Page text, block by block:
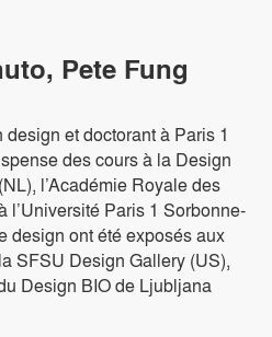
Pete Fung
et doctorant à Paris 1
des cours à la Design
l’Académie Royale des
l’Université Paris 1 Sorbonne-
design ont été exposés aux
SFSU Design Gallery (US),
Design BIO de Ljubljana